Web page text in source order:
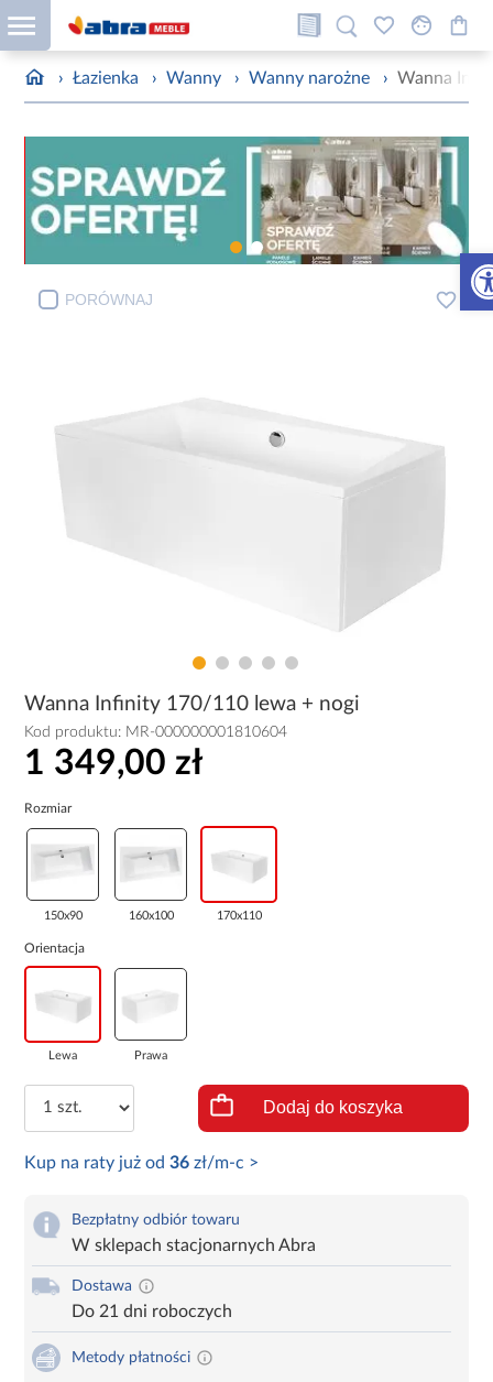
› Łazienka › Wanny › Wanny narożne › Wanna
PORÓWNAJ
Wanna Infinity 170/110 lewa + nogi
Kod produktu: MR-000000001810604
1 349,00 zł
Rozmiar
150x90 160x100 170x110
Orientacja
Lewa Prawa
Dodaj do koszyka
Kup na raty już od36 zł/m-c >
Bezpłatny odbiór towaru
W sklepach stacjonarnych Abra
Dostawa
Do 21 dni roboczych
Metody płatności